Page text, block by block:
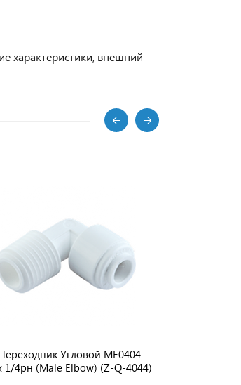
характеристики, внешний
Угловой ME0404
1/4рн (Male Elbow) (Z-Q-4044)